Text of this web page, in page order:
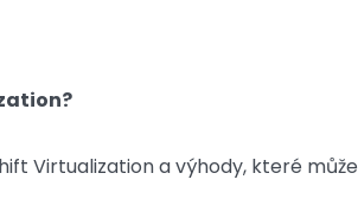
Virtualization a výhody, které